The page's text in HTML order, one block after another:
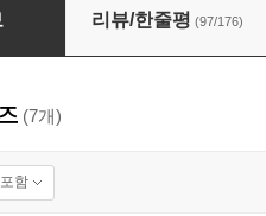
리뷰/한줄평 (97/176)
(7개)
함